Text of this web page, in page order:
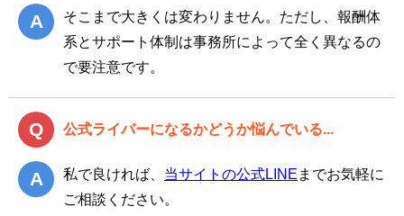
そこまで大きくは変わりません。ただし、報酬体
系とサポート体制は事務所によって全く異なるの
で要注意です。
公式ライバーになるかどうか悩んでいる...
私で良ければ、 当サイトの公式LINE までお気軽に
ご相談ください。